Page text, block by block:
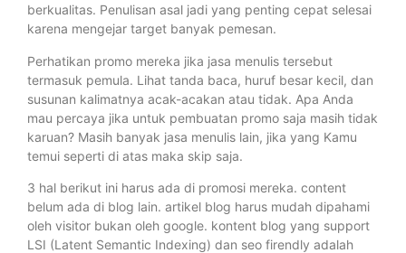
berkualitas. Penulisan asal jadi yang penting cepat selesai
karena mengejar target banyak pemesan.
Perhatikan promo mereka jika jasa menulis tersebut
termasuk pemula. Lihat tanda baca, huruf besar kecil, dan
susunan kalimatnya acak-acakan atau tidak. Apa Anda
mau percaya jika untuk pembuatan promo saja masih tidak
karuan? Masih banyak jasa menulis lain, jika yang Kamu
temui seperti di atas maka skip saja.
3 hal berikut ini harus ada di promosi mereka. content
belum ada di blog lain. artikel blog harus mudah dipahami
oleh visitor bukan oleh google. kontent blog yang support
LSI (Latent Semantic Indexing) dan seo firendly adalah